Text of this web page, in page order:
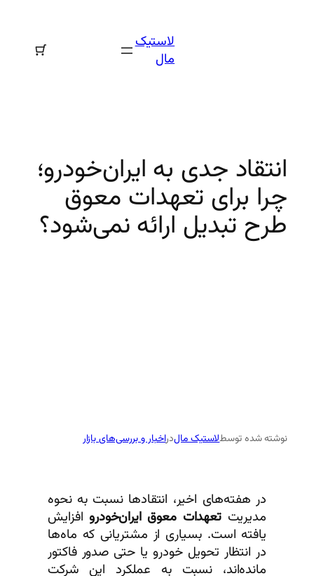
لاستیک
مال
انتقاد جدی به ایران‌خودرو؛
چرا برای تعهدات معوق
طرح تبدیل ارائه نمی‌شود؟
نوشته شده توسطلاستیک مالدراخبار و بررسی‌های بازار
در هفته‌های اخیر، انتقادها نسبت به نحوه
مدیریت تعهدات معوق ایران‌خودرو افزایش
یافته است. بسیاری از مشتریانی که ماه‌ها
در انتظار تحویل خودرو یا حتی صدور فاکتور
مانده‌اند، نسبت به عملکرد این شرکت